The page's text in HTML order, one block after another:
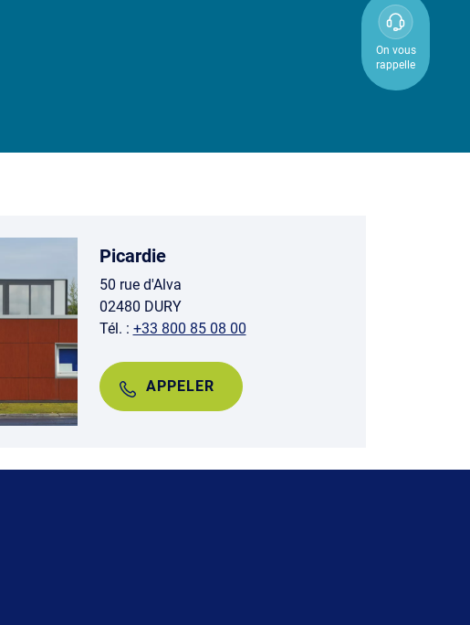
0800
850
800
On vous
rappelle
Picardie
50 rue d'Alva
02480 DURY
Tél. : +33 800 85 08 00
APPELER